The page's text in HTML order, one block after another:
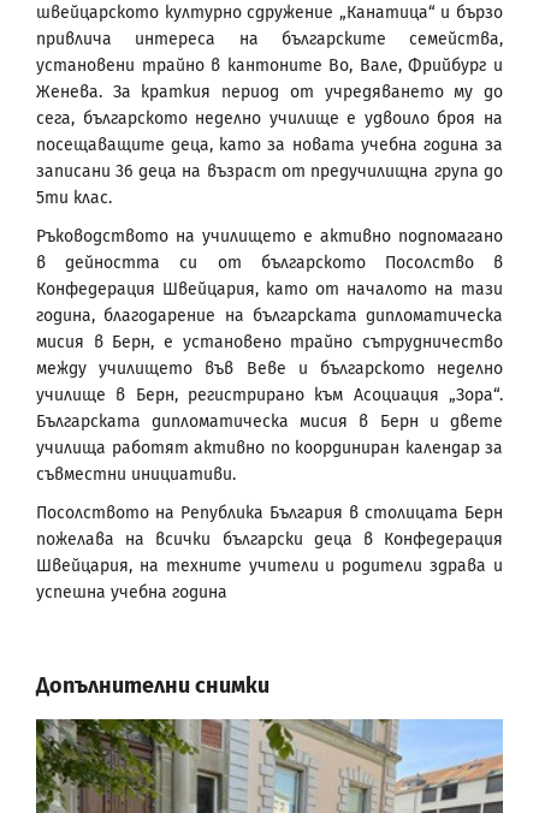
швейцарското културно сдружение „Канатица“ и бързо
привлича интереса на българските семейства,
установени трайно в кантоните Во, Вале, Фрийбург и
Женева. За краткия период от учредяването му до
сега, българското неделно училище е удвоило броя на
посещаващите деца, като за новата учебна година за
записани 36 деца на възраст от предучилищна група до
5ти клас.
Ръководството на училището е активно подпомагано
в дейността си от българското Посолство в
Конфедерация Швейцария, като от началото на тази
година, благодарение на българската дипломатическа
мисия в Берн, е установено трайно сътрудничество
между училището във Веве и българското неделно
училище в Берн, регистрирано към Асоциация „Зора“.
Българската дипломатическа мисия в Берн и двете
училища работят активно по координиран календар за
съвместни инициативи.
Посолството на Република България в столицата Берн
пожелава на всички български деца в Конфедерация
Швейцария, на техните учители и родители здрава и
успешна учебна година
Допълнителни снимки